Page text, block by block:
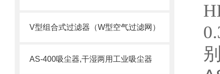
V型组合式过滤器（W型空气过滤网）
AS-400吸尘器,干湿两用工业吸尘器